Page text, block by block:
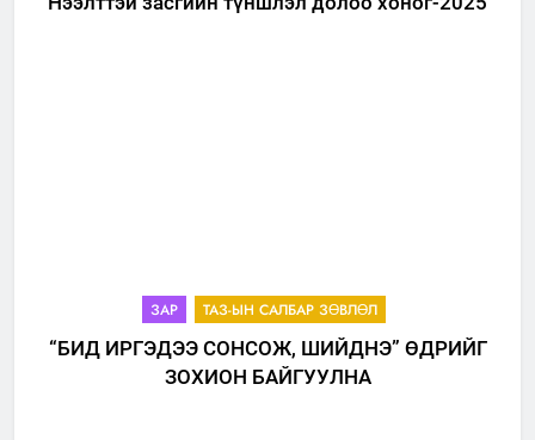
ЗАР ТАЗ-ЫН САЛБАР ЗӨВЛӨЛ
“БИД ИРГЭДЭЭ СОНСОЖ, ШИЙДНЭ” ӨДРИЙГ
ЗОХИОН БАЙГУУЛНА